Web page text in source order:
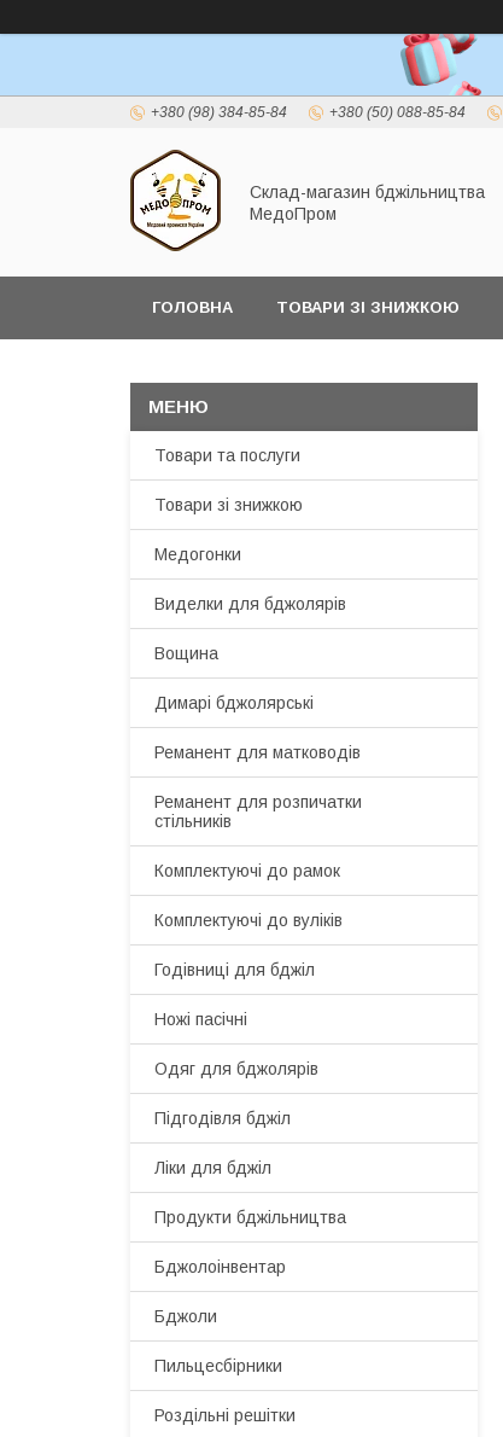
+380 (98) 384-85-84 +380 (50) 088-85-84
Склад-магазин бджільництва
МедоПром
ГОЛОВНА ТОВАРИ ЗІ ЗНИЖКОЮ
Товари та послуги
Товари зі знижкою
Медогонки
Виделки для бджолярів
Вощина
Димарі бджолярські
Реманент для матководів
Реманент для розпичатки
стільників
Комплектуючі до рамок
Комплектуючі до вуліків
Годівниці для бджіл
Ножі пасічні
Одяг для бджолярів
Підгодівля бджіл
Ліки для бджіл
Продукти бджільництва
Бджолоінвентар
Бджоли
Пильцесбірники
Роздільні решітки